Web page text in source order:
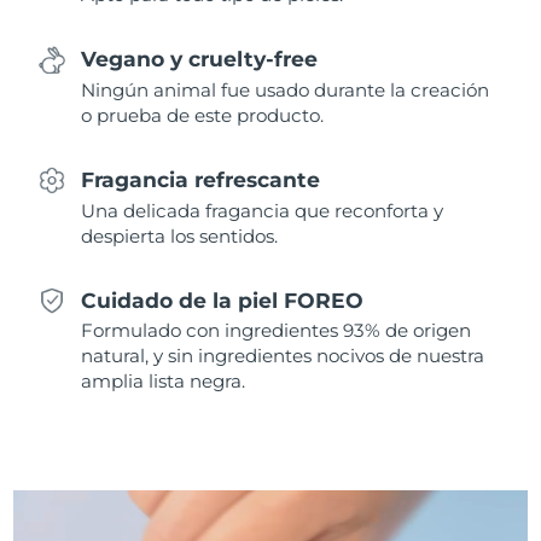
Vegano y cruelty-free
Ningún animal fue usado durante la creación
o prueba de este producto.
Fragancia refrescante
Una delicada fragancia que reconforta y
despierta los sentidos.
Cuidado de la piel FOREO
Formulado con ingredientes 93% de origen
natural, y sin ingredientes nocivos de nuestra
amplia lista negra.
Eslovaquia
Eslovenia
Sudáfrica Entrega prevista
Corea del Sur
España Entrega prevista
Suecia Entrega prevista8/8/26
Entrega prevista